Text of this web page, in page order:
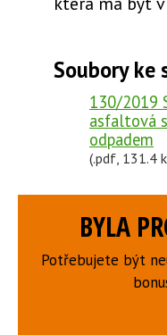
Soubory ke
130/2019
asfaltová
odpadem
(.pdf, 131.4
BYLA
Potřebujete být